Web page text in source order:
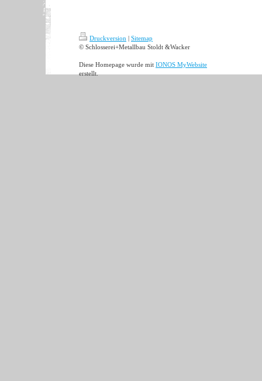
Druckversion | Sitemap
© Schlosserei+Metallbau Stoldt &Wacker
Diese Homepage wurde mit IONOS MyWebsite
erstellt.